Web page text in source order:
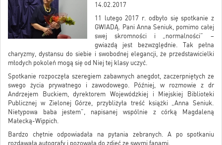
14.02.2017
11 lutego 2017 r. odbyło się spotkanie z
GWIADĄ. Pani Anna Seniuk, pomimo całej
swej skromności i „normalności” –
gwiazdą jest bezwzględnie. Tak pełna
charyzmy, dystansu do siebie i swobodnej elegancji, że przedstawicielki
młodych pokoleń mogą się od Niej tej klasy uczyć.
Spotkanie rozpoczęła szeregiem zabawnych anegdot, zaczerpniętych ze
swego życia prywatnego i zawodowego. Później, w rozmowie z dr
Andrzejem Buckiem, dyrektorem Wojewódzkiej i Miejskiej Biblioteki
Publicznej w Zielonej Górze, przybliżyła treść książki „Anna Seniuk.
Nietypowa baba jestem”, napisanej wspólnie z córką Magdaleną
Małecką-Wippich.
Bardzo chętnie odpowiadała na pytania zebranych. A po spotkaniu
rozdawała autografy i pozowała do zdjęć ze swymi fanami.